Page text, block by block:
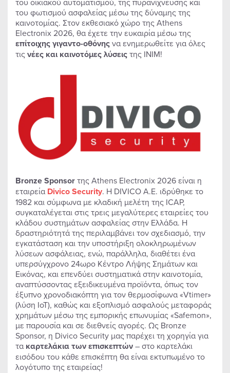
του φωτισμού ασφαλείας μέσω της δύναμης της
καινοτομίας. Στον εκθεσιακό χώρο της Athens
Electronix 2026, θα έχετε την ευκαιρία μέσω της
επίτοιχης γιγαντο-οθόνηςνα ενημερωθείτε για όλες
τιςνέες και καινοτόμες λύσειςτης INIM!
Bronze Sponsorτης Athens Electronix 2026 είναι η
εταιρεία Divico Security. Η DIVICO Α.Ε. ιδρύθηκε το
1982 και σύμφωνα με κλαδική μελέτη της ICAP,
συγκαταλέγεται στις τρεις μεγαλύτερες εταιρείες του
κλάδου συστημάτων ασφαλείας στην Ελλάδα. Η
δραστηριότητά της περιλαμβάνει τον σχεδιασμό, την
εγκατάσταση και την υποστήριξη ολοκληρωμένων
λύσεων ασφάλειας, ενώ, παράλληλα, διαθέτει ένα
υπερσύγχρονο 24ωρο Κέντρο Λήψης Σημάτων και
Εικόνας, και επενδύει συστηματικά στην καινοτομία,
αναπτύσσοντας εξειδικευμένα προϊόντα, όπως τον
έξυπνο χρονοδιακόπτη για τον θερμοσίφωνα «Vtimer»
(λύση IoT), καθώς και εξοπλισμό ασφαλούς μεταφοράς
χρημάτων μέσω της εμπορικής επωνυμίας «Safemon»,
με παρουσία και σε διεθνείς αγορές. Ως Bronze
Sponsor, η Divico Security μας παρέχει τη χορηγία για
τα καρτελάκια των επισκεπτών– στο καρτελάκι
εισόδου του κάθε επισκέπτη θα είναι εκτυπωμένο το
λογότυπο της εταιρείας!